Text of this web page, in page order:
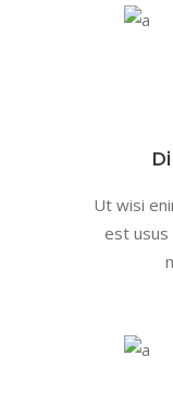
Ut wisi
est usus